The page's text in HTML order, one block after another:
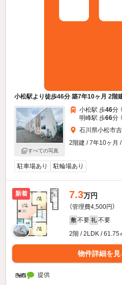
小松駅より徒歩46分 築7年10ヶ月 2階
すべての写真
小松駅 歩46分
明峰駅 歩66分
石川県小松市
2階建 / 7年10ヶ月
駐車場あり 駐輪場あり
新着 7.3万円
（管理費4,500円）
敷 不要 礼 不要
2階 / 2LDK / 61.75
物件詳細を見
提供